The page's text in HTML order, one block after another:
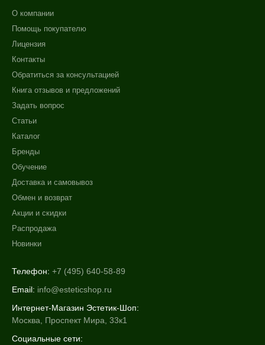
О компании
Помощь покупателю
Лицензия
Контакты
Обратиться за консультацией
Книга отзывов и предложений
Задать вопрос
Статьи
Каталог
Бренды
Обучение
Доставка и самовывоз
Обмен и возврат
Акции и скидки
Распродажа
Новинки
Телефон: +7 (495) 640-58-89
Email: info@esteticshop.ru
Интернет-Магазин Эстетик-Шоп:
Москва, Проспект Мира, 33к1
Социальные сети: